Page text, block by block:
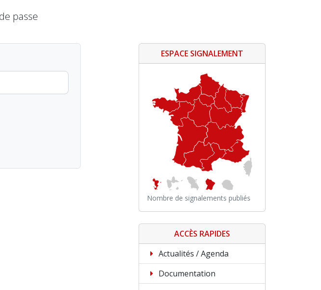
passe
ESPACE SIGNALEMENT
Nombre de signalements publiés
ACCÈS RAPIDES
Actualités / Agenda
Documentation